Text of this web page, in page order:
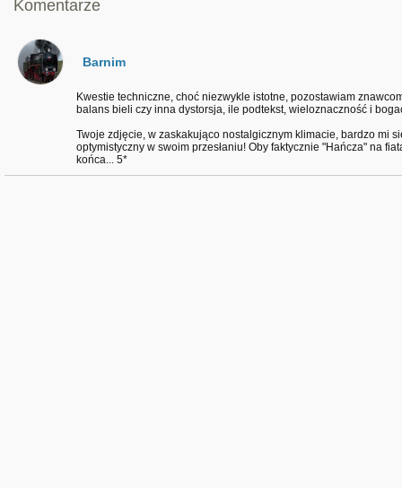
Komentarze
Barnim
Kwestie techniczne, choć niezwykle istotne, pozostawiam
balans bieli czy inna dystorsja, ile podtekst, wieloznaczność i
Twoje zdjęcie, w zaskakująco nostalgicznym klimacie, bardzo mi
optymistyczny w swoim przesłaniu! Oby faktycznie "Hańcza" na
końca... 5*